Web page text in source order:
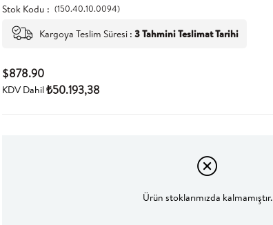
Stok Kodu (150.40.10.0094)
Kargoya Teslim Süresi : 3 Tahmini Teslimat Tarihi
$878.90
KDV Dahil₺50.193,38
Ürün stoklarımızda kalmamıştır.